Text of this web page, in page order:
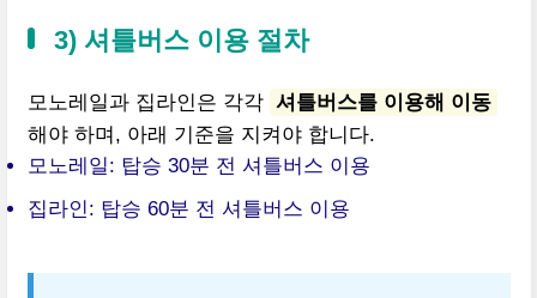
3) 셔틀버스 이용 절차
모노레일과 집라인은 각각 셔틀버스를 이용해 이동
해야 하며, 아래 기준을 지켜야 합니다.
모노레일: 탑승 30분 전 셔틀버스 이용
집라인: 탑승 60분 전 셔틀버스 이용